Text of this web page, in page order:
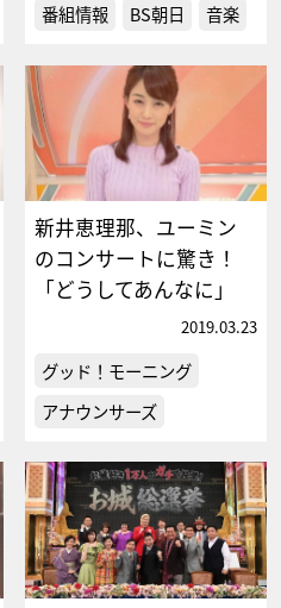
番組情報 BS朝日 音楽
新井恵理那、ユーミン
のコンサートに驚き！
「どうしてあんなに」
2019.03.23
グッド！モーニング
アナウンサーズ